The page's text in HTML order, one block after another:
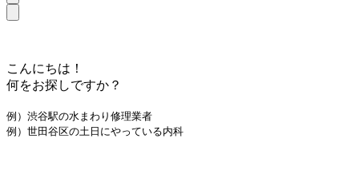
こんにちは！
何をお探しですか？
例）渋谷駅の水まわり修理業者
例）世田谷区の土日にやっている内科